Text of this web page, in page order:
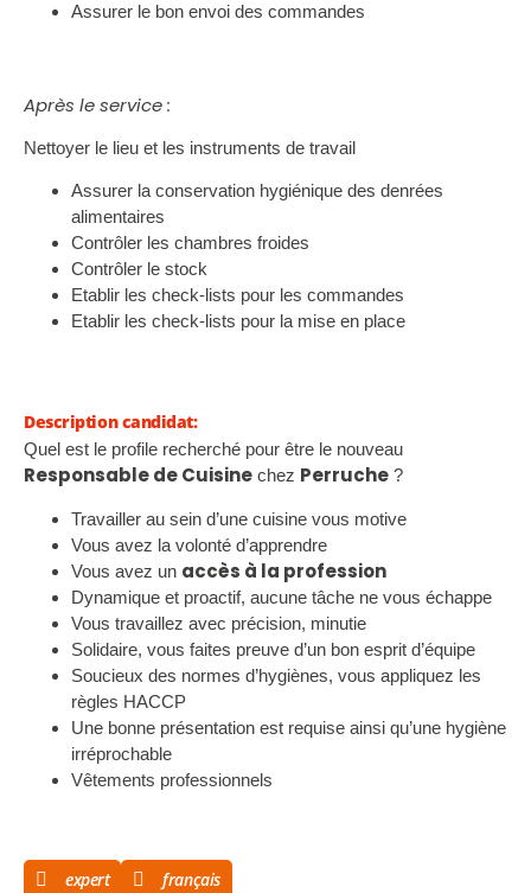
Assurer le bon envoi des commandes
Après le service :
Nettoyer le lieu et les instruments de travail
Assurer la conservation hygiénique des denrées
alimentaires
Contrôler les chambres froides
Contrôler le stock
Etablir les check-lists pour les commandes
Etablir les check-lists pour la mise en place
Description candidat:
Quel est le profile recherché pour être le nouveau
Responsable de Cuisine chez Perruche ?
Travailler au sein d’une cuisine vous motive
Vous avez la volonté d’apprendre
Vous avez un accès à la profession
Dynamique et proactif, aucune tâche ne vous échappe
Vous travaillez avec précision, minutie
Solidaire, vous faites preuve d’un bon esprit d’équipe
Soucieux des normes d’hygiènes, vous appliquez les
règles HACCP
Une bonne présentation est requise ainsi qu’une hygiène
irréprochable
Vêtements professionnels
expert français